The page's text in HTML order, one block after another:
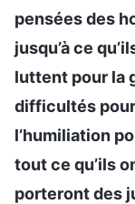
pensées des
jusqu’à ce
luttent pour la
difficultés
l’humiliation
tout ce qu’ils
porteront des